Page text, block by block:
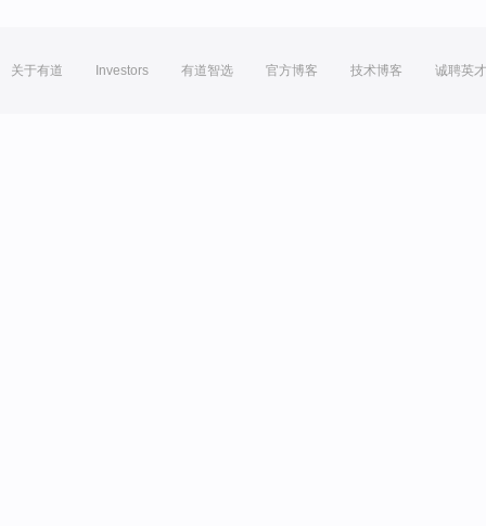
关于有道 Investors 有道智选 官方博客 技术博客 诚聘英才